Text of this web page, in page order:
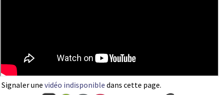
Signaler une vidéo indisponible dans cette page.